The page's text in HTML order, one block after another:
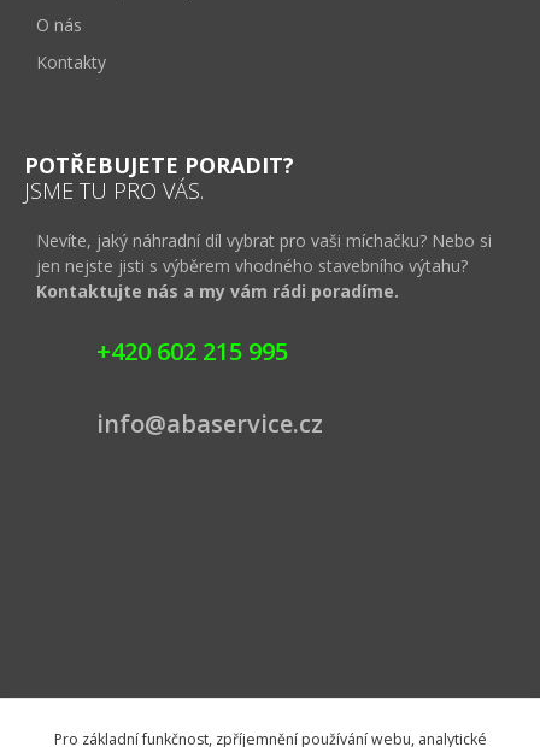
O nás
Kontakty
POTŘEBUJETE PORADIT?
JSME TU PRO VÁS.
Nevíte, jaký náhradní díl vybrat pro vaši míchačku? Nebo si
jen nejste jisti s výběrem vhodného stavebního výtahu?
Kontaktujte nás a my vám rádi poradíme.
+420 602 215 995
info@abaservice.cz
Pro základní funkčnost, zpříjemnění používání webu, analytické